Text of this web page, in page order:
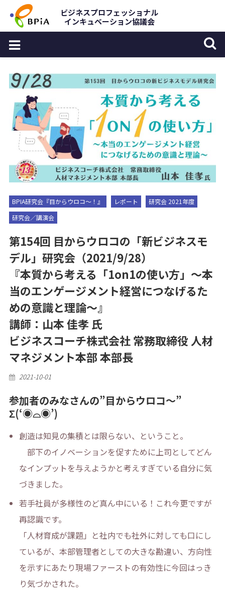
content
ビジネスプロフェッショナル
インキュベーション協議会
BPIA研究会『目からウロコ〜！』 レポート
研究会 2021年度
研究会／講演会
第154回 目からウロコの「新ビジネスモ
デル」研究会（2021/9/28）
『本質から考える「1on1の使い方」～本
当のエンゲージメント経営につなげるた
めの意識と理論～』
講師：山本 佳孝 氏
ビジネスコーチ株式会社 常務取締役 人材
マネジメント本部 本部長
Posted
2021-10-01
参加者のみなさんの”目からウロコ〜”
Σ(‘◉⌓◉’)
創造は知見の集積とは限らない、ということ。
部下のイノベーションを促すために上司としてどん
なインプットを与えようかと考えすぎている自分に気
づきました。
若手社員が多様性のど真ん中にいる！これ今更ですが
再認識です。
「人材育成が課題」と社内でも社外に対しても口にし
ているが、本部管理者としての大きな勘違い、方向性
を示すにあたり現場ファーストの有効性に今回はっき
り気づかされた。